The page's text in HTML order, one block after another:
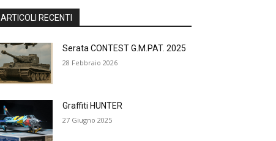
ARTICOLI RECENTI
Serata CONTEST G.M.PAT. 2025
28 Febbraio 2026
Graffiti HUNTER
27 Giugno 2025